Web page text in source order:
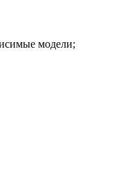
модели;